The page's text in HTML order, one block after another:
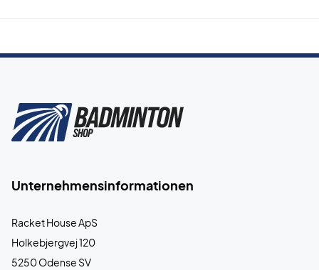
Unternehmensinformationen
Racket House ApS
Holkebjergvej 120
5250 Odense SV